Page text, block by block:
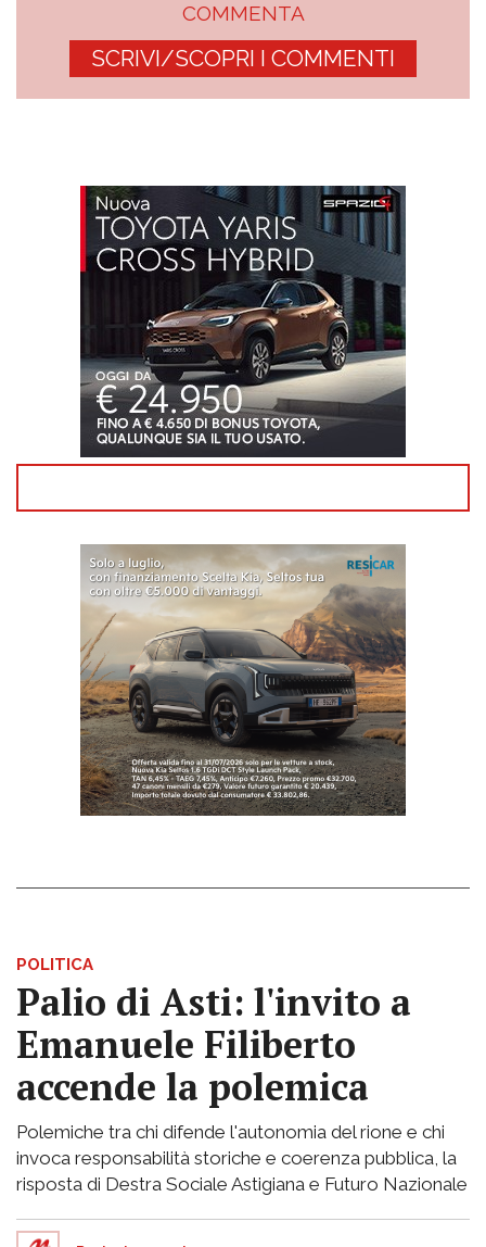
COMMENTA
SCRIVI/SCOPRI I COMMENTI
POLITICA
Palio di Asti: l'invito a
Emanuele Filiberto
accende la polemica
Polemiche tra chi difende l'autonomia del rione e chi
invoca responsabilità storiche e coerenza pubblica, la
risposta di Destra Sociale Astigiana e Futuro Nazionale